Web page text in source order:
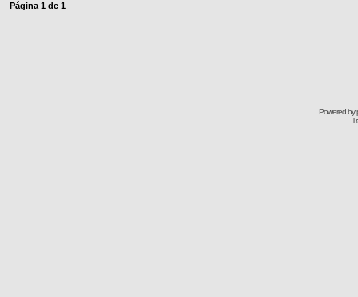
Página 1 de 1
Powered by